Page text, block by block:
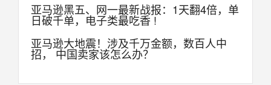
亚马逊黑五、网一最新战报：1天翻4倍，单
日破千单，电子类最吃香 !
亚马逊大地震！涉及千万金额，数百人中
招， 中国卖家该怎么办？